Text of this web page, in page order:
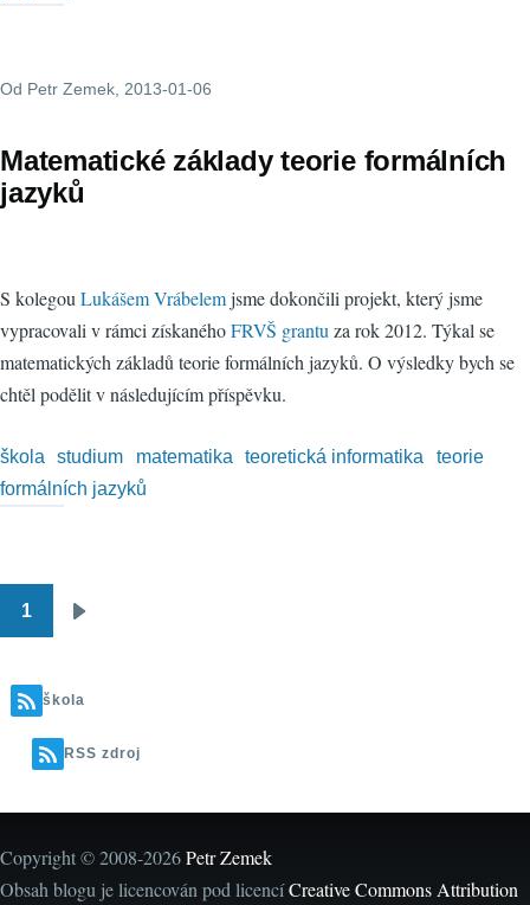
Od Petr Zemek, 2013-01-06
Matematické základy teorie formálních
jazyků
S kolegou Lukášem Vrábelemjsme dokončili projekt, který jsme
vypracovali v rámci získanéhoFRVŠ grantu za rok 2012. Týkal se
matematických základů teorie formálních jazyků. O výsledky bych se
chtěl podělit v následujícím příspěvku.
škola studium matematika teoretická informatika
teorie
formálních jazyků
Pagination
1
škola
RSS zdroj
Copyright © 2008-2026Petr Zemek
Obsah blogu je licencován pod licencíCreative Commons Attribution